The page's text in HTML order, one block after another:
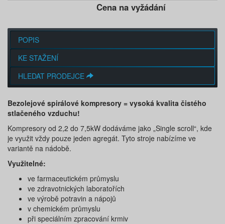
Cena na vyžádání
POPIS
KE STAŽENÍ
HLEDAT PRODEJCE
Bezolejové spirálové kompresory = vysoká kvalita čistého
stlačeného vzduchu!
Kompresory od 2,2 do 7,5kW dodáváme jako „Single scroll“, kde
je využit vždy pouze jeden agregát. Tyto stroje nabízíme ve
variantě na nádobě.
Využitelné:
ve farmaceutickém průmyslu
ve zdravotnických laboratořích
ve výrobě potravin a nápojů
v chemickém průmyslu
při speciálním zpracování krmiv